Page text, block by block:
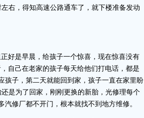
右，得知高速公路通车了，就下楼准备发动
是早晨，给孩子一个惊喜，现在惊喜没有
自己在老家的孩子每天给他们打电话，都是
孩子，第二天就能回到家，孩子一直在家里盼
是为了回家，刚刚更换的新胎，光修理每个
修厂都不开门，根本就找不到地方维修。